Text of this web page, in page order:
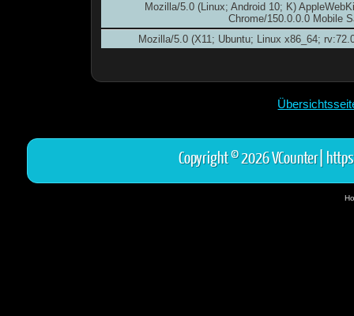
Mozilla/5.0 (Linux; Android 10; K)
Chrome/150.0.0.0 Mobile
Mozilla/5.0 (X11; Ubuntu; Linux x86_64;
Copyright © 2026 VCounter|